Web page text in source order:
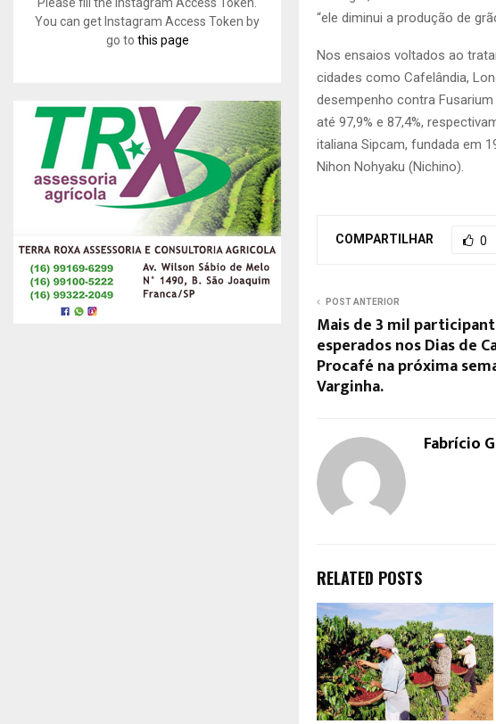
“ele diminui a produção de
Nos ensaios voltados ao
cidades como Cafelândia,
desempenho contra
até 97,9% e 87,4%,
italiana Sipcam, fundada em
Nihon Nohyaku (Nichino).
COMPARTILHAR 0
POST ANTERIOR
Mais de 3 mil
esperados nos Dias de
Procafé na próxima
Varginha.
Fabrício
RELATED POSTS
You can get Instagram Access Token by
go to this page